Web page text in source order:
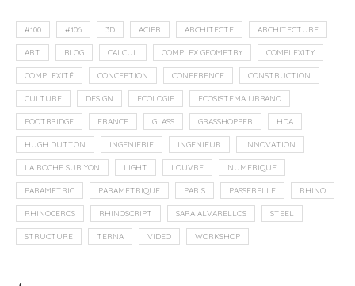
#100 #106 3D ACIER ARCHITECTE ARCHITECTURE
ART BLOG CALCUL COMPLEX GEOMETRY COMPLEXITY
COMPLEXITÉ CONCEPTION CONFERENCE CONSTRUCTION
CULTURE DESIGN ECOLOGIE ECOSISTEMA URBANO
FOOTBRIDGE FRANCE GLASS GRASSHOPPER HDA
HUGH DUTTON INGENIERIE INGENIEUR INNOVATION
LA ROCHE SUR YON LIGHT LOUVRE NUMERIQUE
PARAMETRIC PARAMETRIQUE PARIS PASSERELLE RHINO
RHINOCEROS RHINOSCRIPT SARA ALVARELLOS STEEL
STRUCTURE TERNA VIDEO WORKSHOP